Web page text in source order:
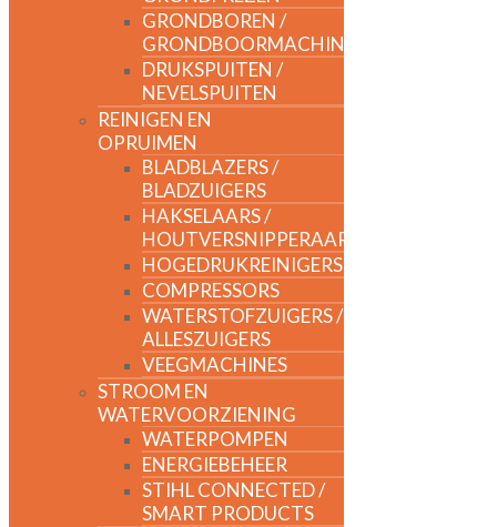
GRONDBOREN /
GRONDBOORMACHINES
DRUKSPUITEN /
NEVELSPUITEN
REINIGEN EN
OPRUIMEN
BLADBLAZERS /
BLADZUIGERS
HAKSELAARS /
HOUTVERSNIPPERAARS
HOGEDRUKREINIGERS
COMPRESSORS
WATERSTOFZUIGERS /
ALLESZUIGERS
VEEGMACHINES
STROOM EN
WATERVOORZIENING
WATERPOMPEN
ENERGIEBEHEER
STIHL CONNECTED /
SMART PRODUCTS